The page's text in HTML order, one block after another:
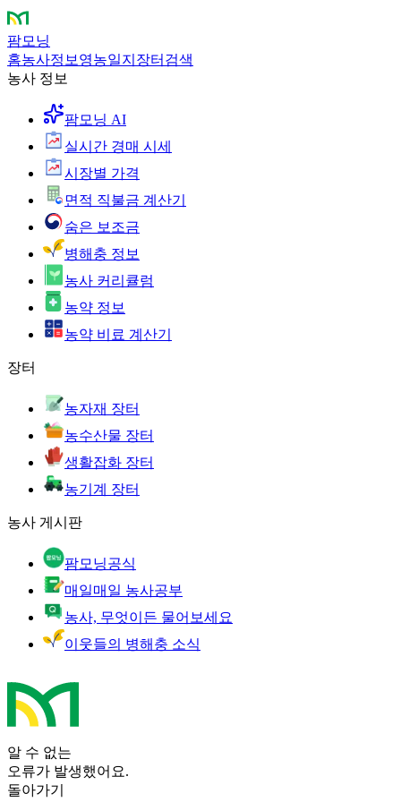
팜모닝
홈농사정보 영농일지 장터 검색
농사 정보
팜모닝 AI
실시간 경매 시세
시장별 가격
면적 직불금 계산기
숨은 보조금
병해충 정보
농사 커리큘럼
농약 정보
농약 비료 계산기
장터
농자재 장터
농수산물 장터
생활잡화 장터
농기계 장터
농사 게시판
팜모닝공식
매일매일 농사공부
농사, 무엇이든 물어보세요
이웃들의 병해충 소식
알 수 없는
오류가 발생했어요.
돌아가기